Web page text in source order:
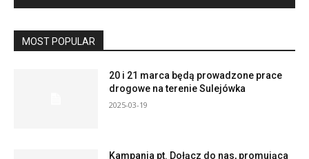
MOST POPULAR
20 i 21 marca będą prowadzone prace
drogowe na terenie Sulejówka
2025-03-19
Kampania pt. Dołącz do nas, promująca